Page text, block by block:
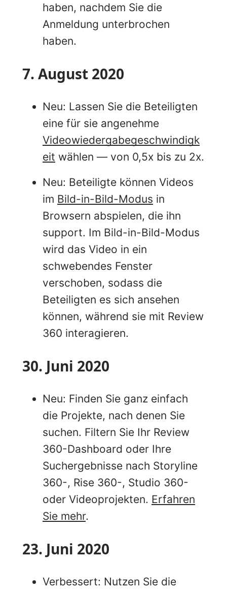
haben, nachdem Sie die
Anmeldung unterbrochen
haben.
7. August 2020
Neu: Lassen Sie die Beteiligten
eine für sie angenehme
Videowiedergabegeschwindigk
eit wählen — von 0,5x bis zu 2x.
Neu: Beteiligte können Videos
im Bild-in-Bild-Modus in
Browsern abspielen, die ihn
support. Im Bild-in-Bild-Modus
wird das Video in ein
schwebendes Fenster
verschoben, sodass die
Beteiligten es sich ansehen
können, während sie mit Review
360 interagieren.
30. Juni 2020
Neu: Finden Sie ganz einfach
die Projekte, nach denen Sie
suchen. Filtern Sie Ihr Review
360-Dashboard oder Ihre
Suchergebnisse nach Storyline
360-, Rise 360-, Studio 360-
oder Videoprojekten. Erfahren
Sie mehr.
23. Juni 2020
Verbessert: Nutzen Sie die